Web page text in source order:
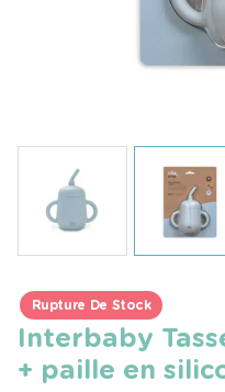
Rupture De Stock
Interbaby
+ paille en